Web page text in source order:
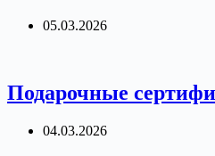
05.03.2026
Подарочные
04.03.2026